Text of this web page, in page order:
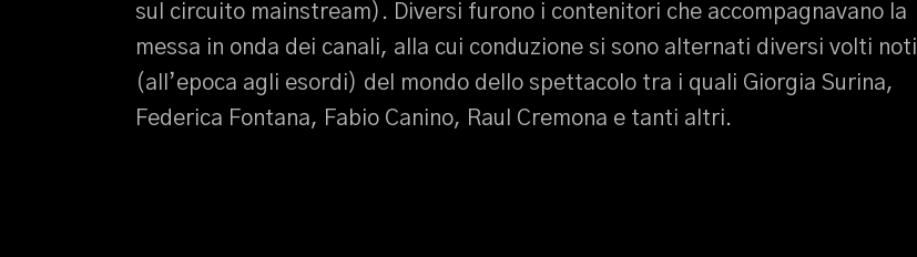
sul circuito mainstream). Diversi furono i contenitori che accompagnavano la
messa in onda dei canali, alla cui conduzione si sono alternati diversi volti noti
(all’epoca agli esordi) del mondo dello spettacolo tra i quali Giorgia Surina,
Federica Fontana, Fabio Canino, Raul Cremona e tanti altri.